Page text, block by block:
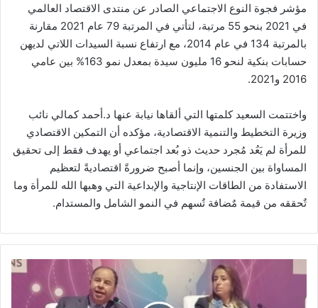
مؤشر فجوة النوع الاجتماعي الصادر عن منتدى الاقتصاد العالمي
في 2021 بنحو 55 مرتبة، لتأتي في المرتبة 79 عام 2021 مقارنة
بالمرتبة 134 في عام 2014، مع ارتفاع نسبة السيدات اللاتي لديهن
حسابات بنكية لنحو 16 مليون سيدة بمعدل نمو 163% بين عامي
2016 و2021.
واختتمت السعيد كلمتها التي ألقاها نيابة عنها د.أحمد كمالي نائب
وزيرة التخطيط والتنمية الاقتصادية، مؤكده أن التمكين الاقتصادي
للمرأة لم يَعُد مُجرد حديث ذو بُعد اجتماعي أو يهدف فقط إلى تحقيق
المساواة بين الجنسين، وإنما أصبح ضرورةً اقتصاديةً لتعظيم
الاستفادة من الطاقات الإنتاجية والإبداعية التي وهبها الله للمرأة وما
تٌحققه من قيمة مٌضافة تٌسهم في النمو الشامل والمستدام.
داكار: